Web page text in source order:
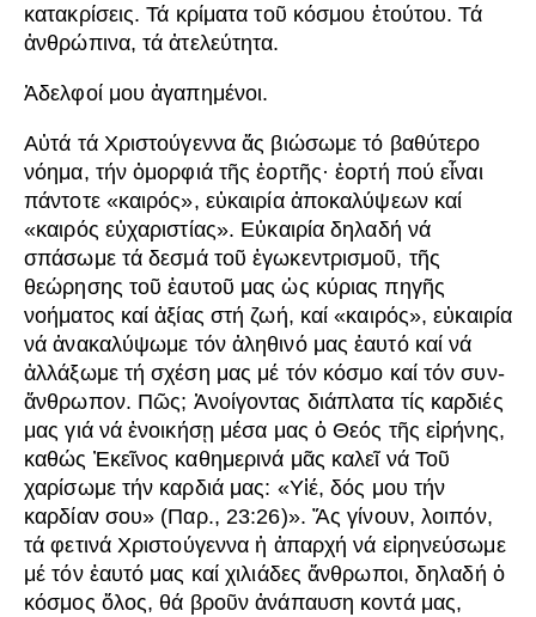
κατακρίσεις. Τά κρίματα τοῦ κόσμου ἐτούτου. Τά
ἀνθρώπινα, τά ἀτελεύτητα.
Ἀδελφοί μου ἀγαπημένοι.
Αὐτά τά Χριστούγεννα ἄς βιώσωμε τό βαθύτερο
νόημα, τήν ὀμορφιά τῆς ἑορτῆς· ἑορτή πού εἶναι
πάντοτε «καιρός», εὐκαιρία ἀποκαλύψεων καί
«καιρός εὐχαριστίας». Εὐκαιρία δηλαδή νά
σπάσωμε τά δεσμά τοῦ ἐγωκεντρισμοῦ, τῆς
θεώρησης τοῦ ἑαυτοῦ μας ὡς κύριας πηγῆς
νοήματος καί ἀξίας στή ζωή, καί «καιρός», εὐκαιρία
νά ἀνακαλύψωμε τόν ἀληθινό μας ἑαυτό καί νά
ἀλλάξωμε τή σχέση μας μέ τόν κόσμο καί τόν συν-
ἄνθρωπον. Πῶς; Ἀνοίγοντας διάπλατα τίς καρδιές
μας γιά νά ἐνοικήσῃ μέσα μας ὁ Θεός τῆς εἰρήνης,
καθώς Ἐκεῖνος καθημερινά μᾶς καλεῖ νά Τοῦ
χαρίσωμε τήν καρδιά μας: «Υἱέ, δός μου τήν
καρδίαν σου» (Παρ., 23:26)». Ἄς γίνουν, λοιπόν,
τά φετινά Χριστούγεννα ἡ ἀπαρχή νά εἰρηνεύσωμε
μέ τόν ἑαυτό μας καί χιλιάδες ἄνθρωποι, δηλαδή ὁ
κόσμος ὅλος, θά βροῦν ἀνάπαυση κοντά μας,